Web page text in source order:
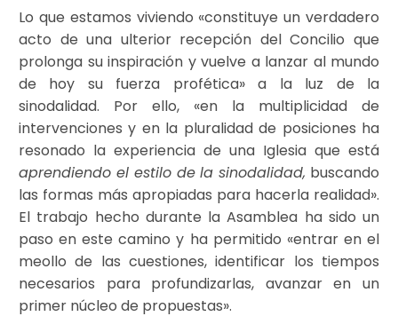
Lo que estamos viviendo «constituye un verdadero
acto de una ulterior recepción del Concilio que
prolonga su inspiración y vuelve a lanzar al mundo
de hoy su fuerza profética» a la luz de la
sinodalidad. Por ello, «en la multiplicidad de
intervenciones y en la pluralidad de posiciones ha
resonado la experiencia de una Iglesia que está
aprendiendo el estilo de la sinodalidad, buscando
las formas más apropiadas para hacerla realidad».
El trabajo hecho durante la Asamblea ha sido un
paso en este camino y ha permitido «entrar en el
meollo de las cuestiones, identificar los tiempos
necesarios para profundizarlas, avanzar en un
primer núcleo de propuestas».